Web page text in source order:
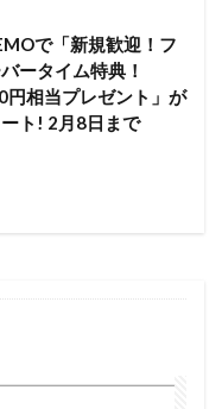
で「新規歓迎！フ
ータイム特典！
円相当プレゼント」が
ト! 2月8日まで